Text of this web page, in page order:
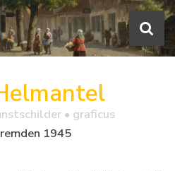
• graficus
1945